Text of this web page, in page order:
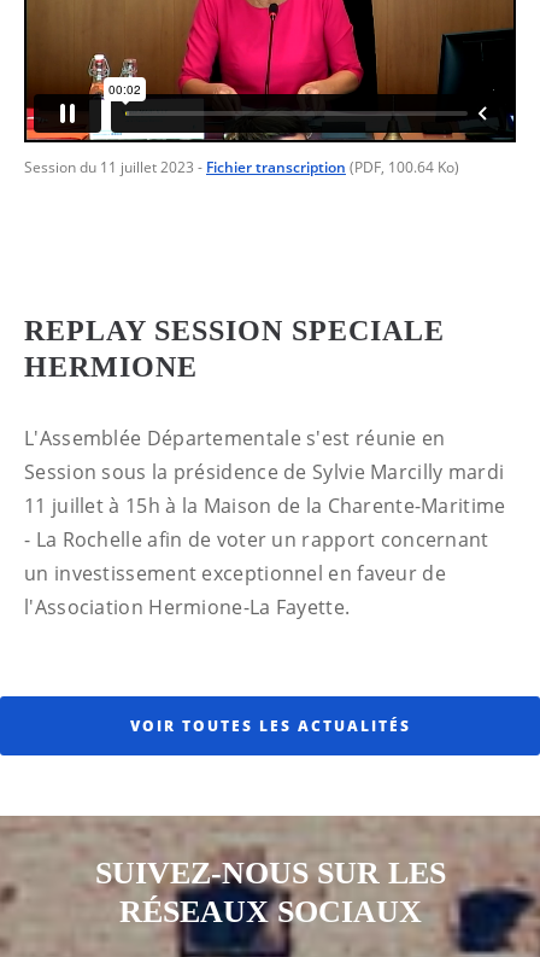
Session du 11 juillet 2023 - Fichier transcription (PDF, 100.64 Ko)
REPLAY SESSION SPECIALE
HERMIONE
L'Assemblée Départementale s'est réunie en
Session sous la présidence de Sylvie Marcilly mardi
11 juillet à 15h à la Maison de la Charente-Maritime
- La Rochelle afin de voter un rapport concernant
un investissement exceptionnel en faveur de
l'Association Hermione-La Fayette.
VOIR TOUTES LES ACTUALITÉS
SUIVEZ-NOUS SUR LES
RÉSEAUX SOCIAUX